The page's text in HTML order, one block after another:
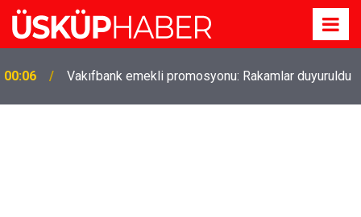
00:06 Vakıfbank emekli promosyonu: Rakamlar duyuruldu
19:21
Gözde oldu! Hem köy hem mahalle hayatı iç içe!
İzmir'deki doğal semt